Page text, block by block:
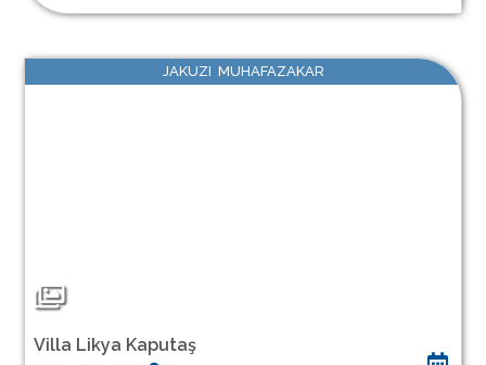
JAKUZI MUHAFAZAKAR
Villa Likya Kaputaş